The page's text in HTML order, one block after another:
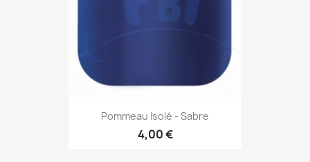
Pommeau Isolé - Sabre
4,00 €